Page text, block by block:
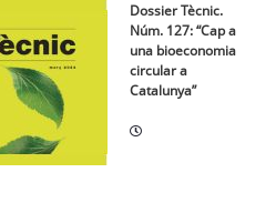
Dossier Tècnic.
Núm. 127: “Cap a
una bioeconomia
circular a
Catalunya”